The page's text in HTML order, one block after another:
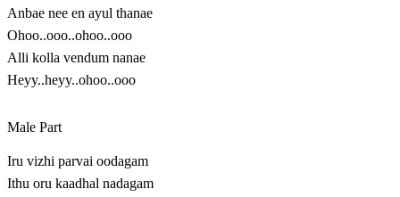
Anbae nee en ayul thanae
Ohoo..ooo..ohoo..ooo
Alli kolla vendum nanae
Heyy..heyy..ohoo..ooo
Male Part
Iru vizhi parvai oodagam
Ithu oru kaadhal nadagam